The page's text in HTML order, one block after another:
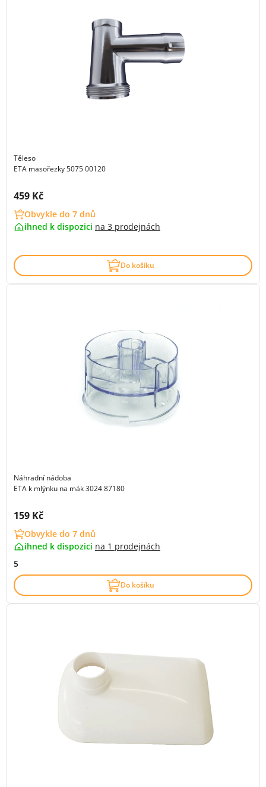
Těleso
ETA masořezky 5075 00120
Cena s DPH:
459 Kč
Obvykle do 7 dnů
ihned k dispozici na 3 prodejnách
Do košíku
Náhradní nádoba
ETA k mlýnku na mák 3024 87180
Cena s DPH:
159 Kč
Obvykle do 7 dnů
ihned k dispozici na 1 prodejnách
5
Do košíku